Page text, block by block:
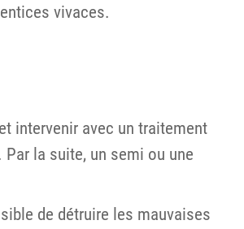
vivaces.
intervenir avec un traitement
la suite, un semi ou une
de détruire les mauvaises